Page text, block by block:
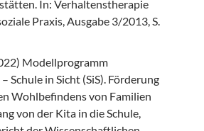
In: Verhaltenstherapie
Praxis, Ausgabe 3/2013, S.
Modellprogramm
Schule in Sicht (SiS). Förderung
Wohlbefindens von Familien
von der Kita in die Schule,